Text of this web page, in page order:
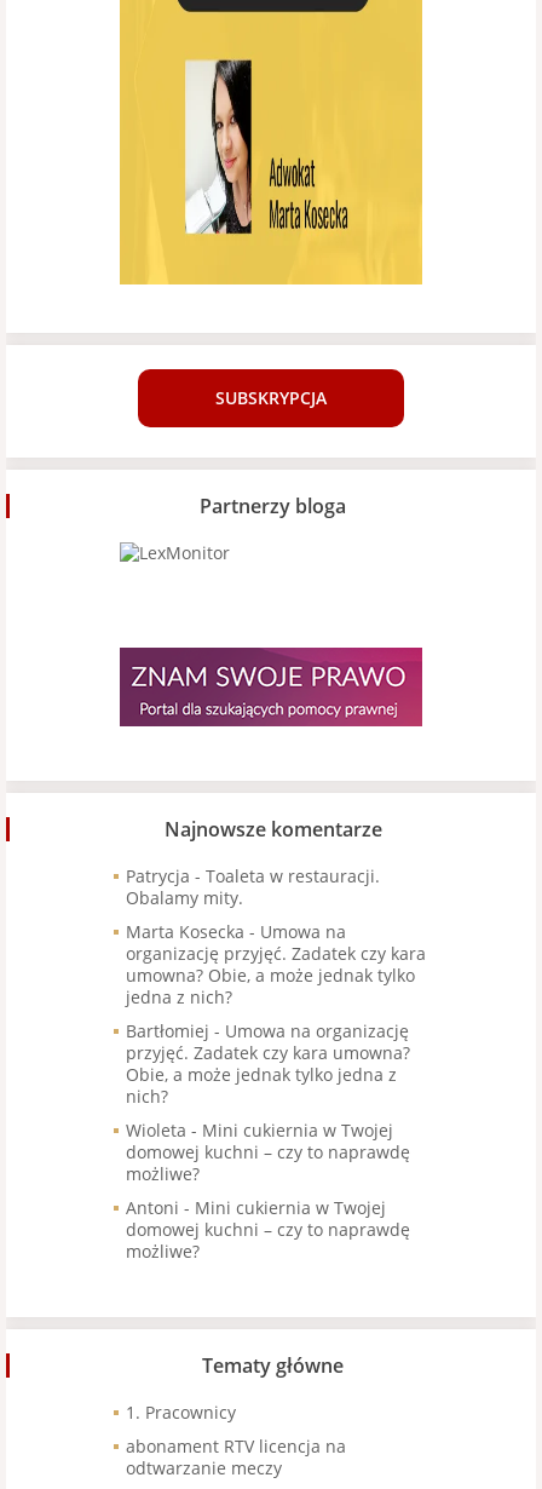
SUBSKRYPCJA
Partnerzy bloga
Najnowsze komentarze
Patrycja - Toaleta w restauracji.
Obalamy mity.
Marta Kosecka - Umowa na
organizację przyjęć. Zadatek czy kara
umowna? Obie, a może jednak tylko
jedna z nich?
Bartłomiej - Umowa na organizację
przyjęć. Zadatek czy kara umowna?
Obie, a może jednak tylko jedna z
nich?
Wioleta - Mini cukiernia w Twojej
domowej kuchni – czy to naprawdę
możliwe?
Antoni - Mini cukiernia w Twojej
domowej kuchni – czy to naprawdę
możliwe?
Tematy główne
1. Pracownicy
abonament RTV licencja na
odtwarzanie meczy